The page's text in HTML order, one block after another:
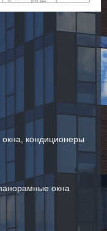
окна, кондиционеры
окна